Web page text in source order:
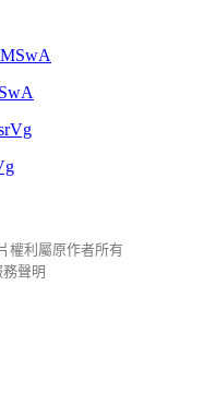
權利屬原作者所有
務聲明